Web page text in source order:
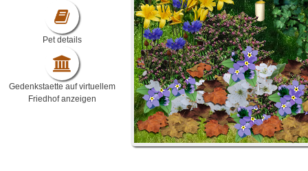
Pet details
Gedenkstaette auf virtuellem
Friedhof anzeigen